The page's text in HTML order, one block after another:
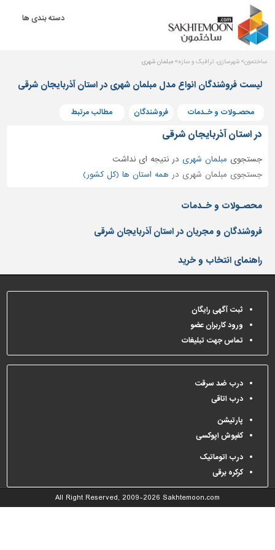
دسته بندی ها
دکوراسیون
داخلی
بتن
فراورده
بتنی
درب
پنجره
مصالح
نرده
حفاظ
دیوارپوش،
کفپوش
و
سنگ
سرویس
بهداشتی
و
ماشین
آلات
برقی،روشنایی،ایمنی
محوطه
سازی
و
ساختمون شهرسازی، ترافیک و سازه مبلمان شهری
لیست فروشندگان انواع مدل مبلمان شهری در استان آذربایجان شرقی
محصـولات و خـدمات فروشندگان مطالب مرتبط
در استان آذربایجان شرقی
جستجوی مبلمان شهری درنتیجه ای نداشت
جستجوی مبلمان شهری در همه استان ها (کل کشور)
محصـولات و خـدمات
فروشندگان و مجریان در استان آذربایجان شرقی
راهنمای انتخاب و خرید
ثبت آگهی رایگان
ورود کاربران عضو
تماس جهت تبلیغات
درب ضد سرقت
درب اتاقی
پارتیشن
کفپوش اپوکسی
درب اتوماتیک
کرکره برقی
All Right Reserved, 2009-2026 Sakhtemoon.com